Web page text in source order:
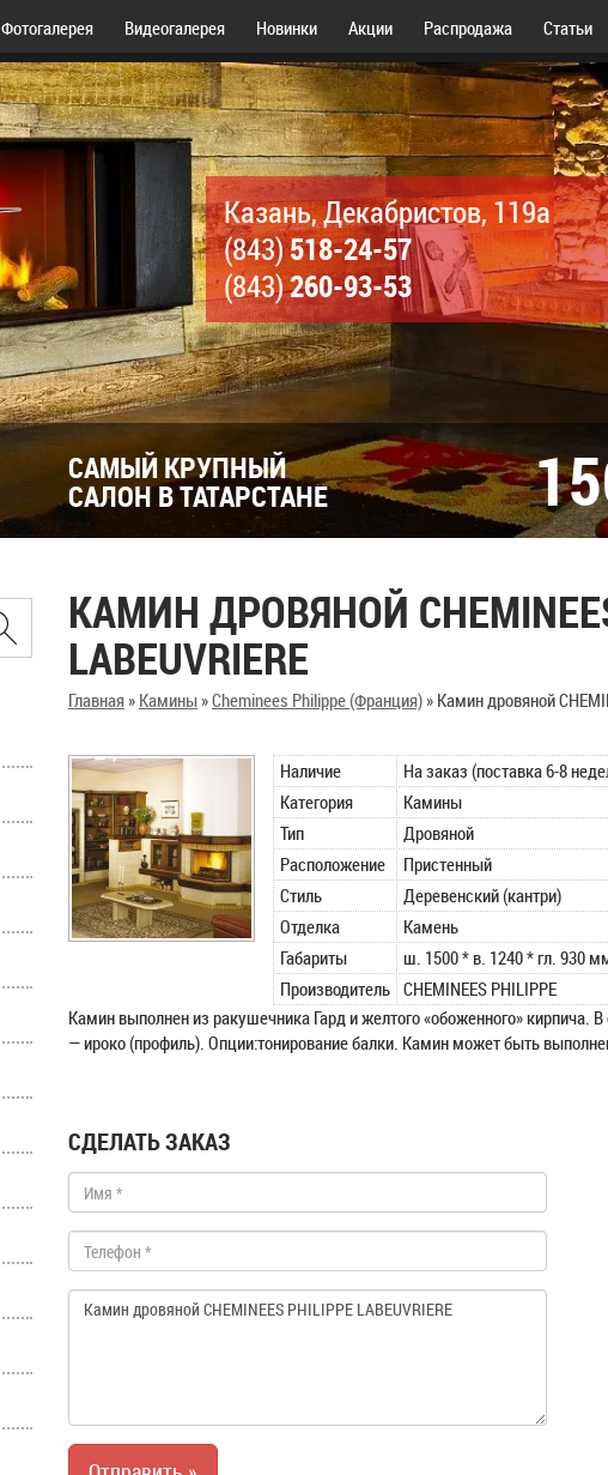
Фотогалерея Видеогалерея Новинки Акции Распродажа Статьи
Казань, Декабристов, 119а
(843)518-24-57
(843)260-93-53
САМЫЙ КРУПНЫЙ
САЛОН В ТАТАРСТАНЕ
КАМИН ДРОВЯНОЙ
LABEUVRIERE
Главная» Камины»Cheminees Philippe (Франция)» Камин дровяной
Наличие
На заказ (поставка 6-8
Категория
Камины
Тип
Дровяной
Расположение
Пристенный
Стиль
Деревенский (кантри)
Отделка
Камень
Габариты
ш. 1500 * в. 1240 * гл. 930
Производитель CHEMINEES PHILIPPE
Камин выполнен из ракушечника Гард и желтого «обоженного» кирпича.
— ироко (профиль). Опции:тонирование балки. Камин может быть
СДЕЛАТЬ ЗАКАЗ